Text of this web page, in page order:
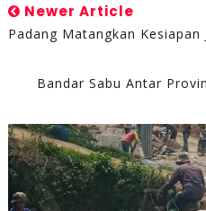
Newer Article
Padang Matangkan Kesiapan
Bandar Sabu Antar